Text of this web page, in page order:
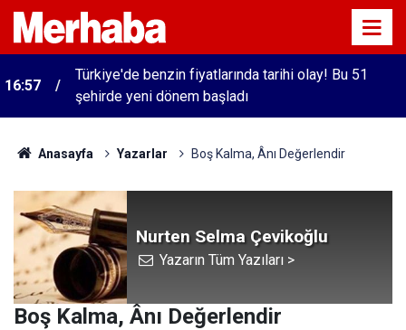
16:57
Türkiye'de benzin fiyatlarında tarihi olay! Bu 51
şehirde yeni dönem başladı
Anasayfa Yazarlar Boş Kalma, Ânı Değerlendir
Nurten Selma Çevikoğlu
Yazarın Tüm Yazıları >
Boş Kalma, Ânı Değerlendir